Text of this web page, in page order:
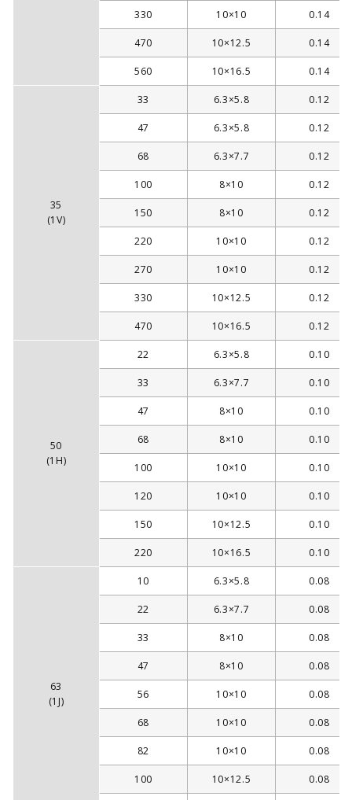
330 10×10 0.14
470 10×12.5 0.14
560 10×16.5 0.14
35
(1V)
33 6.3×5.8 0.12
47 6.3×5.8 0.12
68 6.3×7.7 0.12
100 8×10 0.12
150 8×10 0.12
220 10×10 0.12
270 10×10 0.12
330 10×12.5 0.12
470 10×16.5 0.12
50
(1H)
22 6.3×5.8 0.10
33 6.3×7.7 0.10
47 8×10 0.10
68 8×10 0.10
100 10×10 0.10
120 10×10 0.10
150 10×12.5 0.10
220 10×16.5 0.10
63
(1J)
10 6.3×5.8 0.08
22 6.3×7.7 0.08
33 8×10 0.08
47 8×10 0.08
56 10×10 0.08
68 10×10 0.08
82 10×10 0.08
100 10×12.5 0.08